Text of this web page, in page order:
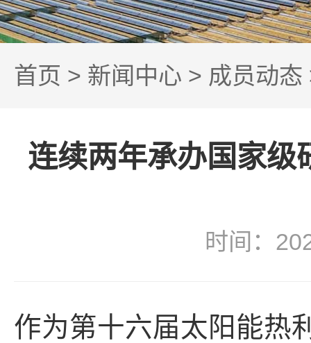
首页 > 新闻中心 > 成员动态
连续两年承办国家级
时间：
作为第十六届太阳能热